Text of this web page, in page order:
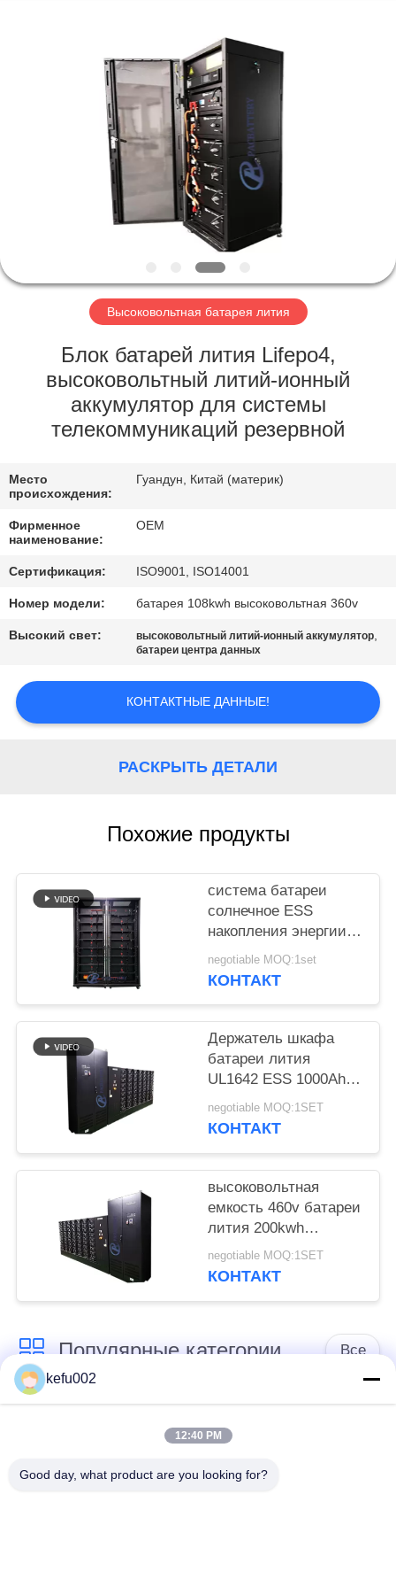
ПРОДУКТЫ
ПУТЕШЕСТВИЕ
ФАБРИКИ
ПРОВЕРКА
КАЧЕСТВА
МЫ
BLOG
СПРОСИТЕ
ЦИТАТУ
КАРТА
САЙТА
Высоковольтная батарея лития
Блок батарей лития Lifepo4,
высоковольтный литий-ионный
аккумулятор для системы
телекоммуникаций резервной
Место
происхождения:
Гуандун, Китай (материк)
Фирменное
наименование:
OEM
Сертификация: ISO9001, ISO14001
Номер модели: батарея 108kwh высоковольтная 360v
Высокий свет: высоковольтный литий-ионный аккумулятор,
батареи центра данных
КОНТАКТНЫЕ ДАННЫЕ!
РАСКРЫТЬ ДЕТАЛИ
Похожие продукты
система батареи
солнечное ESS
накопления энергии
500V 150kWh
negotiable MOQ:1set
КОНТАКТ
Держатель шкафа
батареи лития
UL1642 ESS 1000Ah
высоковольтный
negotiable MOQ:1SET
КОНТАКТ
высоковольтная
емкость 460v батареи
лития 200kwh
большая для
накопления энергии
negotiable MOQ:1SET
КОНТАКТ
Популярные категории Все
Глубокая батарея
цикла ЛиФеПо4
Перезаряжаемые
Солнечная батарея
kefu002
12:40 PM
Good day, what product are you looking for?